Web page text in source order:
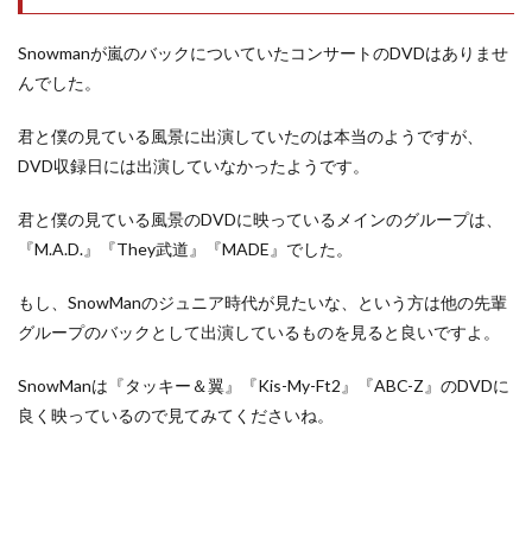
Snowmanが嵐のバックについていたコンサートのDVDはありませ
んでした。
君と僕の見ている風景に出演していたのは本当のようですが、
DVD収録日には出演していなかったようです。
君と僕の見ている風景のDVDに映っているメインのグループは、
『M.A.D.』『They武道』『MADE』でした。
もし、SnowManのジュニア時代が見たいな、という方は他の先輩
グループのバックとして出演しているものを見ると良いですよ。
SnowManは『タッキー＆翼』『Kis-My-Ft2』『ABC-Z』のDVDに
良く映っているので見てみてくださいね。